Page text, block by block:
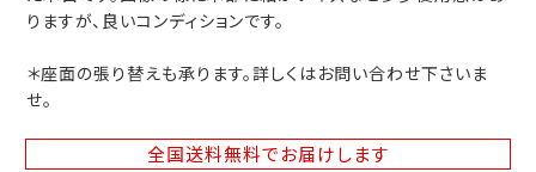
りますが、良いコンディションです。
＊座面の張り替えも承ります。詳しくはお問い合わせ下さいま
せ。
全国送料無料でお届けします